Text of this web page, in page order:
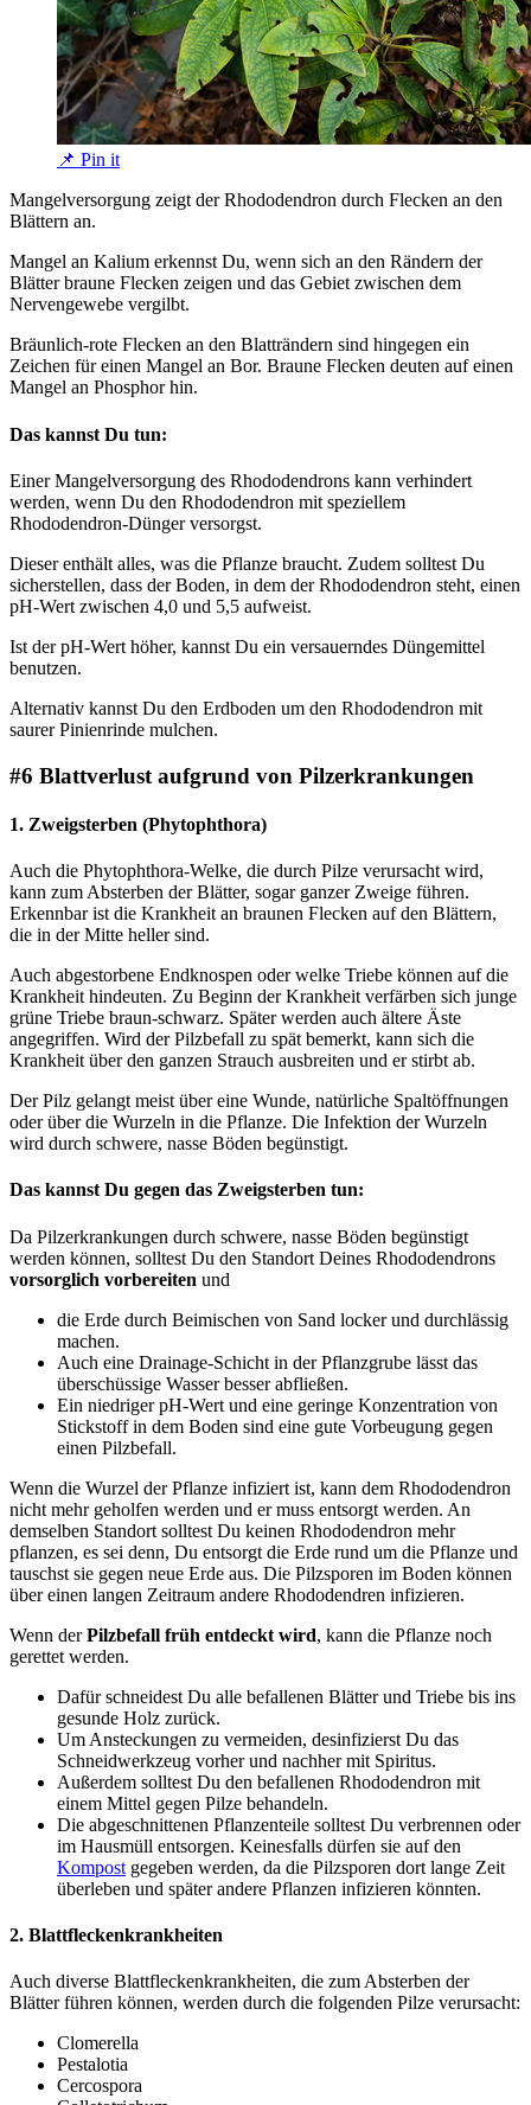
📌 Pin it
Mangelversorgung zeigt der Rhododendron durch Flecken an den
Blättern an.
Mangel an Kalium erkennst Du, wenn sich an den Rändern der
Blätter braune Flecken zeigen und das Gebiet zwischen dem
Nervengewebe vergilbt.
Bräunlich-rote Flecken an den Blatträndern sind hingegen ein
Zeichen für einen Mangel an Bor. Braune Flecken deuten auf einen
Mangel an Phosphor hin.
Das kannst Du tun:
Einer Mangelversorgung des Rhododendrons kann verhindert
werden, wenn Du den Rhododendron mit speziellem
Rhododendron-Dünger versorgst.
Dieser enthält alles, was die Pflanze braucht. Zudem solltest Du
sicherstellen, dass der Boden, in dem der Rhododendron steht, einen
pH-Wert zwischen 4,0 und 5,5 aufweist.
Ist der pH-Wert höher, kannst Du ein versauerndes Düngemittel
benutzen.
Alternativ kannst Du den Erdboden um den Rhododendron mit
saurer Pinienrinde mulchen.
#6 Blattverlust aufgrund von Pilzerkrankungen
1. Zweigsterben (Phytophthora)
Auch die Phytophthora-Welke, die durch Pilze verursacht wird,
kann zum Absterben der Blätter, sogar ganzer Zweige führen.
Erkennbar ist die Krankheit an braunen Flecken auf den Blättern,
die in der Mitte heller sind.
Auch abgestorbene Endknospen oder welke Triebe können auf die
Krankheit hindeuten. Zu Beginn der Krankheit verfärben sich junge
grüne Triebe braun-schwarz. Später werden auch ältere Äste
angegriffen. Wird der Pilzbefall zu spät bemerkt, kann sich die
Krankheit über den ganzen Strauch ausbreiten und er stirbt ab.
Der Pilz gelangt meist über eine Wunde, natürliche Spaltöffnungen
oder über die Wurzeln in die Pflanze. Die Infektion der Wurzeln
wird durch schwere, nasse Böden begünstigt.
Das kannst Du gegen das Zweigsterben tun:
Da Pilzerkrankungen durch schwere, nasse Böden begünstigt
werden können, solltest Du den Standort Deines Rhododendrons
vorsorglich vorbereiten und
die Erde durch Beimischen von Sand locker und durchlässig
machen.
Auch eine Drainage-Schicht in der Pflanzgrube lässt das
überschüssige Wasser besser abfließen.
Ein niedriger pH-Wert und eine geringe Konzentration von
Stickstoff in dem Boden sind eine gute Vorbeugung gegen
einen Pilzbefall.
Wenn die Wurzel der Pflanze infiziert ist, kann dem Rhododendron
nicht mehr geholfen werden und er muss entsorgt werden. An
demselben Standort solltest Du keinen Rhododendron mehr
pflanzen, es sei denn, Du entsorgt die Erde rund um die Pflanze und
tauschst sie gegen neue Erde aus. Die Pilzsporen im Boden können
über einen langen Zeitraum andere Rhododendren infizieren.
Wenn derPilzbefall früh entdeckt wird, kann die Pflanze noch
gerettet werden.
Dafür schneidest Du alle befallenen Blätter und Triebe bis ins
gesunde Holz zurück.
Um Ansteckungen zu vermeiden, desinfizierst Du das
Schneidwerkzeug vorher und nachher mit Spiritus.
Außerdem solltest Du den befallenen Rhododendron mit
einem Mittel gegen Pilze behandeln.
Die abgeschnittenen Pflanzenteile solltest Du verbrennen oder
im Hausmüll entsorgen. Keinesfalls dürfen sie auf den
Kompost gegeben werden, da die Pilzsporen dort lange Zeit
überleben und später andere Pflanzen infizieren könnten.
2. Blattfleckenkrankheiten
Auch diverse Blattfleckenkrankheiten, die zum Absterben der
Blätter führen können, werden durch die folgenden Pilze verursacht:
Clomerella
Pestalotia
Cercospora